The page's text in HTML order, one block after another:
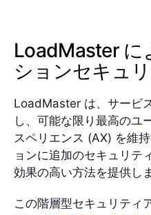
LoadMaster に
ションセキュ
LoadMaster は、サービ
し、可能な限り最高のユ
スペリエンス (AX) を維
ョンに追加のセキュリテ
効果の高い方法を提供し
この階層型セキュリティ